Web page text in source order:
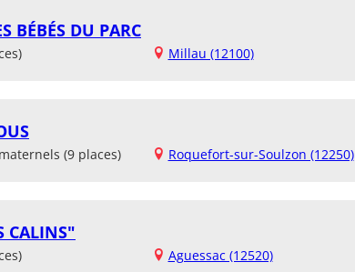
BÉBÉS DU PARC
Millau (12100)
(9 places) Roquefort-sur-Soulzon (12250)
CALINS"
Aguessac (12520)